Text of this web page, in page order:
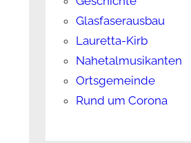
Glasfaserausbau
Lauretta-Kirb
Nahetalmusikanten
Ortsgemeinde
Rund um Corona